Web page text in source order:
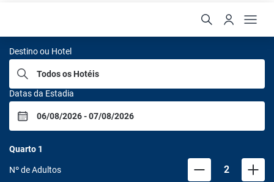
Destino ou Hotel
Datas da Estadia
Quarto 1
Nº de Adultos 2